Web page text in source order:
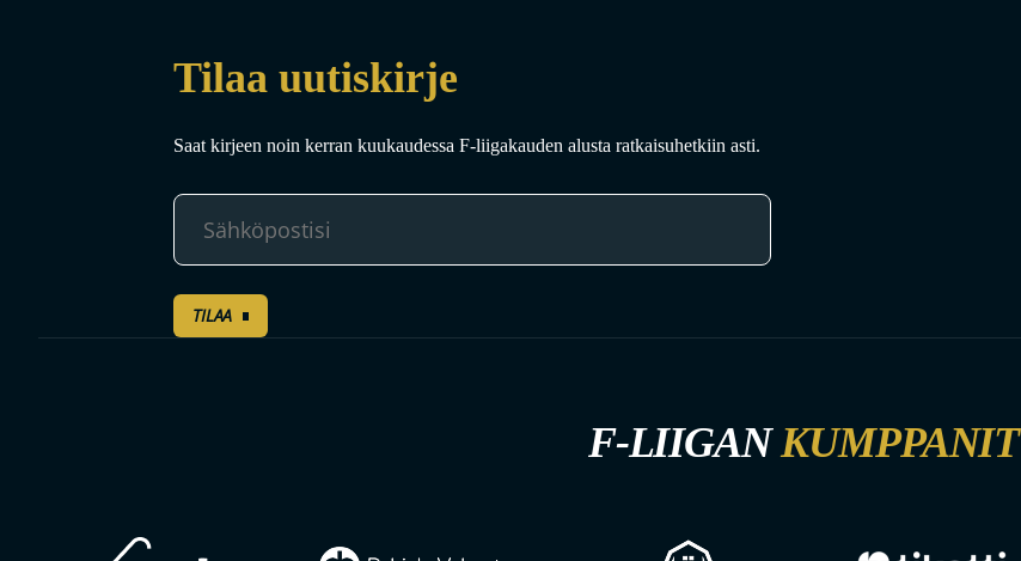
Tilaa uutiskirje
Saat kirjeen noin kerran kuukaudessa F-liigakauden alusta ratkaisuhetkiin asti.
TILAA
F-LIIGANKUMPPANIT